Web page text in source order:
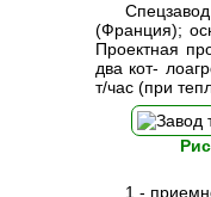
(Франция);
Проектная
два кот-
т/час (при
1 -